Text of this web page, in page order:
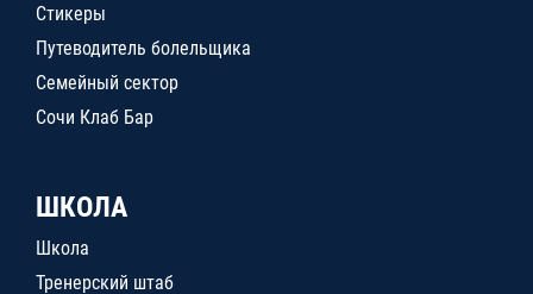
Стикеры
Путеводитель болельщика
Семейный сектор
Сочи Клаб Бар
ШКОЛА
Школа
Тренерский штаб